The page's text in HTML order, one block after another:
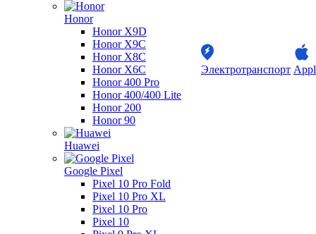
Honor
Honor X9D
Honor X9C
Honor X8C
Honor X6C
Honor 400 Pro
Honor 400/400 Lite
Honor 200
Honor 90
Huawei
Google Pixel
Pixel 10 Pro Fold
Pixel 10 Pro XL
Pixel 10 Pro
Pixel 10
Электротранспорт